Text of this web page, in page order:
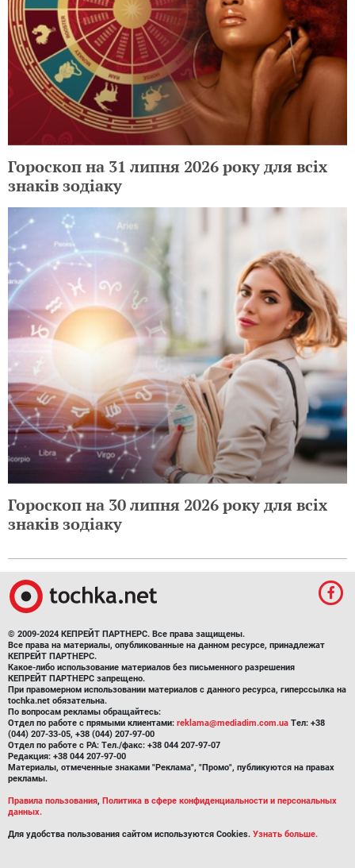
Гороскоп на 31 липня 2026 року для всіх
знаків зодіаку
Гороскоп на 30 липня 2026 року для всіх
знаків зодіаку
© 2009-2024 КЕПРЕЙТ ПАРТНЕРС. Все права защищены.
Все права на материалы, опубликованные на данном ресурсе, принадлежат
КЕПРЕЙТ ПАРТНЕРС.
Какое-либо использование материалов без письменного разрешения
КЕПРЕЙТ ПАРТНЕРС запрещено.
При правомерном использовании материалов с данного ресурса, гиперссылка на
tochka.net обязательна.
По вопросам рекламы обращайтесь:
Отдел по работе с прямыми клиентами: reklama@mediadim.com.ua Тел: +38
(044) 207-33-05, +38 (044) 207-97-00
Отдел по работе с РА: Тел./факс: +38 044 207-97-07
Редакция: +38 044 207-97-00
Материалы, отмеченные знаками "Реклама", "Промо", публикуются на правах
рекламы.
Правила пользования, Политика в сфере конфиденциальности и персональных
данных.
Для удобства пользования сайтом используются Cookies. Узнать больше.